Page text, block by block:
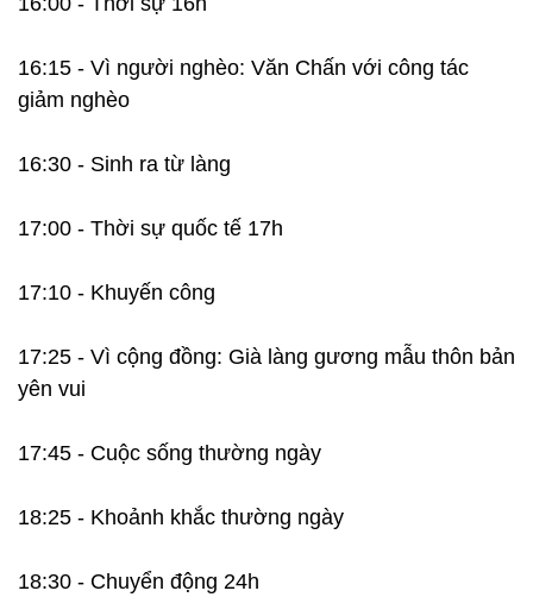
16:15 - Vì người nghèo: Văn Chấn với công tác
giảm nghèo
16:30 - Sinh ra từ làng
17:00 - Thời sự quốc tế 17h
17:10 - Khuyến công
17:25 - Vì cộng đồng: Già làng gương mẫu thôn bản
yên vui
17:45 - Cuộc sống thường ngày
18:25 - Khoảnh khắc thường ngày
18:30 - Chuyển động 24h